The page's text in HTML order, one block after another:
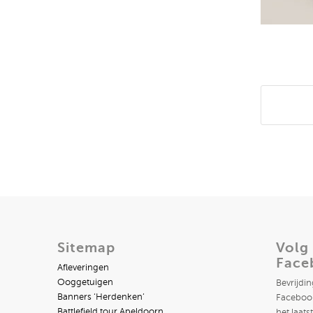
Sitemap
Afleveringen
Ooggetuigen
Banners ‘Herdenken’
Volg